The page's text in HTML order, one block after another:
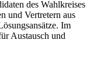
des Wahlkreises
und Vertretern aus
Im
Austausch und